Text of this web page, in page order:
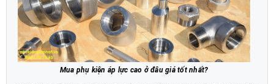
Mua phụ kiện áp lực cao ở đâu giá tốt nhất?